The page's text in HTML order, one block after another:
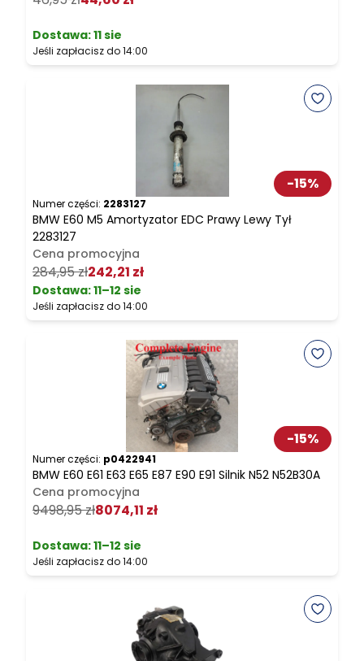
Dostawa:11 sie
Jeśli zapłacisz do 14:00
-15%
Numer części: 2283127
BMW E60 M5 Amortyzator EDC Prawy Lewy Tył
2283127
Cena promocyjna
284,95 zł242,21 zł
Dostawa:11–12 sie
Jeśli zapłacisz do 14:00
-15%
Numer części: p0422941
BMW E60 E61 E63 E65 E87 E90 E91 Silnik N52 N52B30A
Cena promocyjna
9498,95 zł8074,11 zł
Dostawa:11–12 sie
Jeśli zapłacisz do 14:00